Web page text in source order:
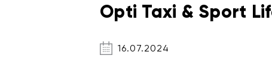
Opti Taxi & Sport
16.07.2024